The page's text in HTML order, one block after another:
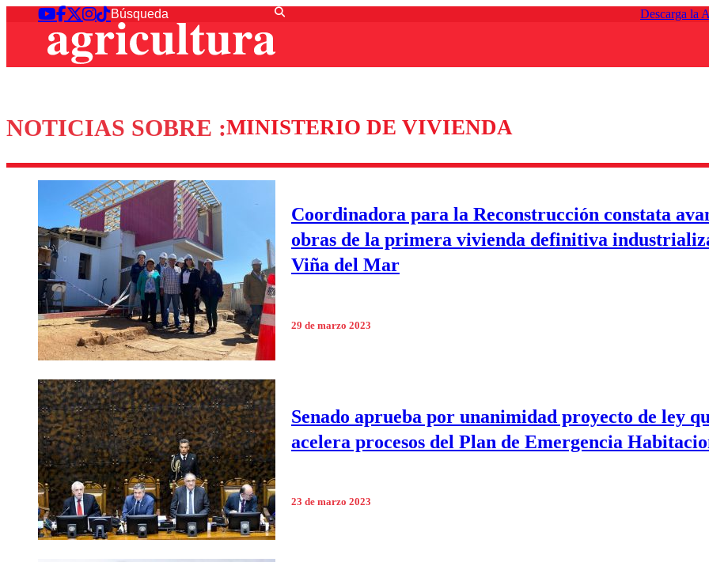
Descarga la
NOTICIAS SOBRE :MINISTERIO DE VIVIENDA
Coordinadora para la Reconstrucción constata
obras de la primera vivienda definitiva
Viña del Mar
29 de marzo 2023
Senado aprueba por unanimidad proyecto de ley
acelera procesos del Plan de Emergencia
23 de marzo 2023